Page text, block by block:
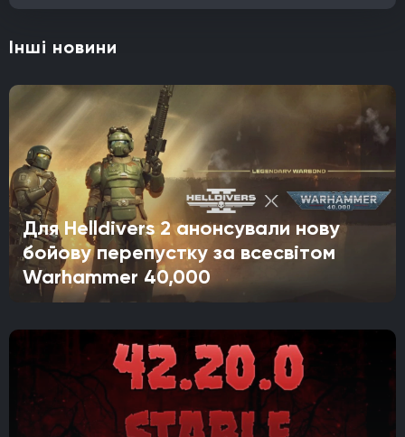
Інші новини
Для Helldivers 2 анонсували нову
бойову перепустку за всесвітом
Warhammer 40,000